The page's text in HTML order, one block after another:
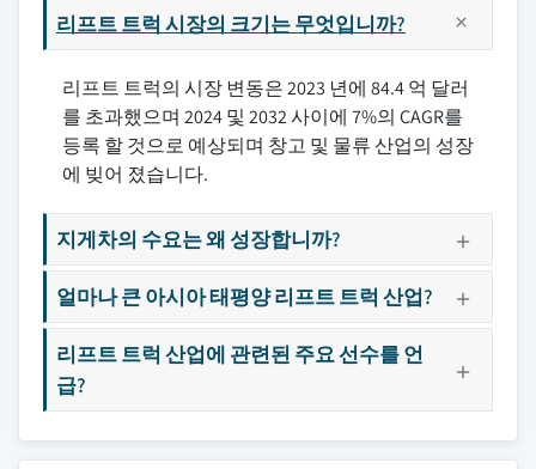
리프트 트럭 시장의 크기는 무엇입니까?
리프트 트럭의 시장 변동은 2023 년에 84.4 억 달러
를 초과했으며 2024 및 2032 사이에 7%의 CAGR를
등록 할 것으로 예상되며 창고 및 물류 산업의 성장
에 빚어 졌습니다.
지게차의 수요는 왜 성장합니까?
얼마나 큰 아시아 태평양 리프트 트럭 산업?
리프트 트럭 산업에 관련된 주요 선수를 언
급?